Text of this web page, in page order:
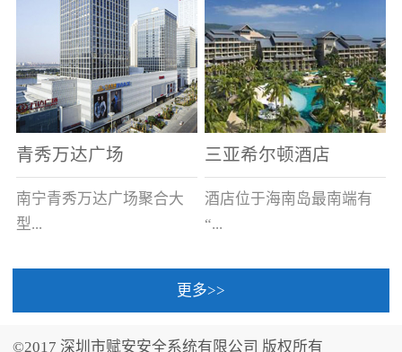
青秀万达广场
南宁青秀万达广场聚合大
型...
三亚希尔顿酒店
酒店位于海南岛最南端有
“...
中国的海岛天堂”之美称的
更多>>
©2017 深圳市赋安安全系统有限公司 版权所有